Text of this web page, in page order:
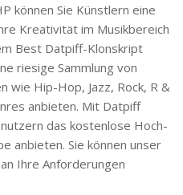
können Sie Künstlern eine
Kreativität im Musikbereich
Best Datpiff-Klonskript
riesige Sammlung von
wie Hip-Hop, Jazz, Rock, R &
anbieten. Mit Datpiff
das kostenlose Hoch-
anbieten. Sie können unser
Ihre Anforderungen